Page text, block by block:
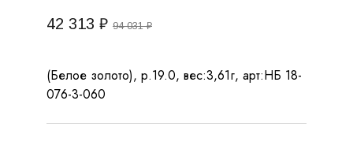
42 313 ₽ 94 031 ₽
(Белое золото), р.19.0, вес:3,61г, арт:НБ 18-
076-3-060